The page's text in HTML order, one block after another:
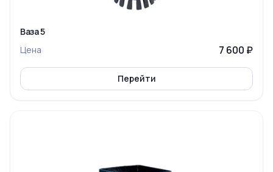
Ваза 5
Цена
7 600 ₽
Перейти